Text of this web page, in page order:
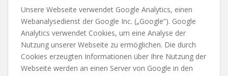
Unsere Webseite verwendet Google Analytics, einen
Webanalysedienst der Google Inc. („Google“). Google
Analytics verwendet Cookies, um eine Analyse der
Nutzung unserer Webseite zu ermöglichen. Die durch
Cookies erzeugten Informationen über Ihre Nutzung der
Webseite werden an einen Server von Google in den